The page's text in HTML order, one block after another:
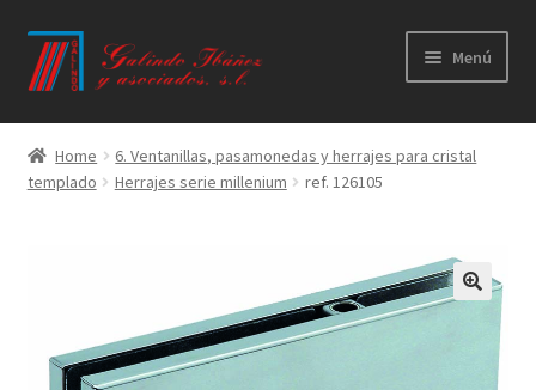
Ir
a
Ir
al
Menú
Principal
Productos
Calidad
Home
6. Ventanillas, pasamonedas y herrajes para cristal
templado
Herrajes serie millenium ref. 126105